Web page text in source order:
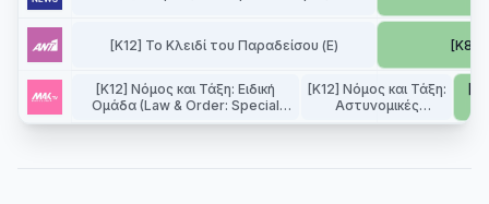
[K12] Το Κλειδί του Παραδείσου (Ε) [K8]
[K12] Νόμος και Τάξη: Ειδική
Ομάδα (Law & Order: Special
[K12] Νόμος και Τάξη:
Αστυνομικές